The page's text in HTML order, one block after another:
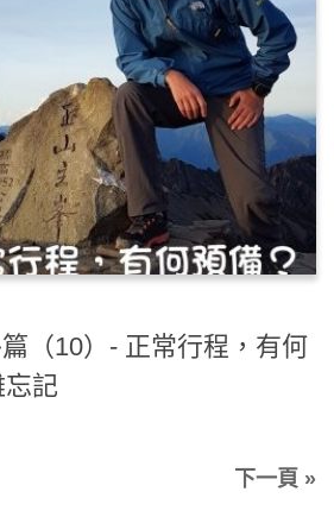
（10）- 正常行程，有何
記
下一頁 »